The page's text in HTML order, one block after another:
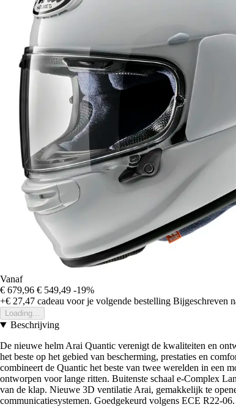
Vanaf
€ 679,96 € 549,49 -19%
+€ 27,47 cadeau voor je volgende bestelling Bijgeschreven
Loading...
Beschrijving
De nieuwe helm Arai Quantic verenigt de kwaliteiten en
het beste op het gebied van bescherming, prestaties en
combineert de Quantic het beste van twee werelden in een
ontworpen voor lange ritten. Buitenste schaal e-Complex
van de klap. Nieuwe 3D ventilatie Arai, gemakkelijk te
communicatiesystemen. Goedgekeurd volgens ECE R22-06.